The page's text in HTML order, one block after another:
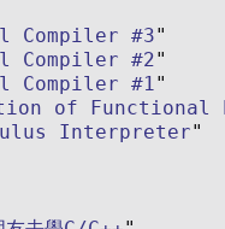
Compiler #3
Compiler #2
Compiler #1
of Functional
Interpreter